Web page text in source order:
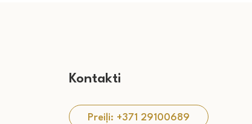
Kontakti
Preiļi: +371 29100689